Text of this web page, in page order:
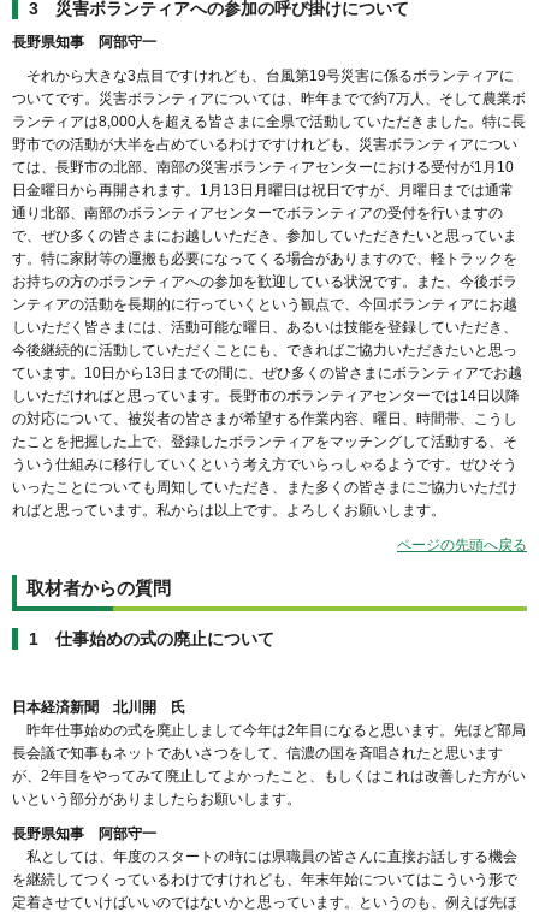
3 災害ボランティアへの参加の呼び掛けについて
長野県知事 阿部守一
それから大きな3点目ですけれども、台風第19号災害に係るボランティアに
ついてです。災害ボランティアについては、昨年までで約7万人、そして農業ボ
ランティアは8,000人を超える皆さまに全県で活動していただきました。特に長
野市での活動が大半を占めているわけですけれども、災害ボランティアについ
ては、長野市の北部、南部の災害ボランティアセンターにおける受付が1月10
日金曜日から再開されます。1月13日月曜日は祝日ですが、月曜日までは通常
通り北部、南部のボランティアセンターでボランティアの受付を行いますの
で、ぜひ多くの皆さまにお越しいただき、参加していただきたいと思っていま
す。特に家財等の運搬も必要になってくる場合がありますので、軽トラックを
お持ちの方のボランティアへの参加を歓迎している状況です。また、今後ボラ
ンティアの活動を長期的に行っていくという観点で、今回ボランティアにお越
しいただく皆さまには、活動可能な曜日、あるいは技能を登録していただき、
今後継続的に活動していただくことにも、できればご協力いただきたいと思っ
ています。10日から13日までの間に、ぜひ多くの皆さまにボランティアでお越
しいただければと思っています。長野市のボランティアセンターでは14日以降
の対応について、被災者の皆さまが希望する作業内容、曜日、時間帯、こうし
たことを把握した上で、登録したボランティアをマッチングして活動する、そ
ういう仕組みに移行していくという考え方でいらっしゃるようです。ぜひそう
いったことについても周知していただき、また多くの皆さまにご協力いただけ
ればと思っています。私からは以上です。よろしくお願いします。
ページの先頭へ戻る
取材者からの質問
1 仕事始めの式の廃止について
日本経済新聞 北川開 氏
昨年仕事始めの式を廃止しまして今年は2年目になると思います。先ほど部局
長会議で知事もネットであいさつをして、信濃の国を斉唱されたと思います
が、2年目をやってみて廃止してよかったこと、もしくはこれは改善した方がい
いという部分がありましたらお願いします。
長野県知事 阿部守一
私としては、年度のスタートの時には県職員の皆さんに直接お話しする機会
を継続してつくっているわけですけれども、年末年始についてはこういう形で
定着させていけばいいのではないかと思っています。というのも、例えば先ほ